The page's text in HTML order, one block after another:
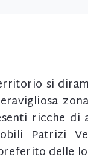
si
ricche di
Patrizi
delle